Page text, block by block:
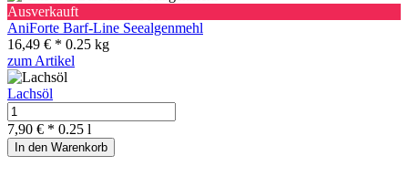
Ausverkauft
AniForte Barf-Line Seealgenmehl
16,49 € * 0.25 kg
zum Artikel
Lachsöl
7,90 € * 0.25 l
In den Warenkorb